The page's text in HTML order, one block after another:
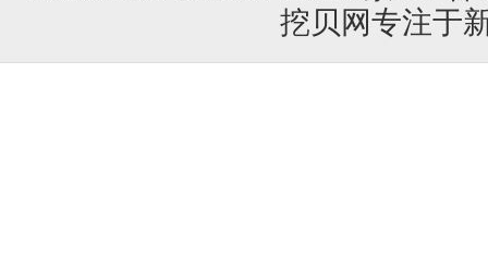
挖贝网专注于